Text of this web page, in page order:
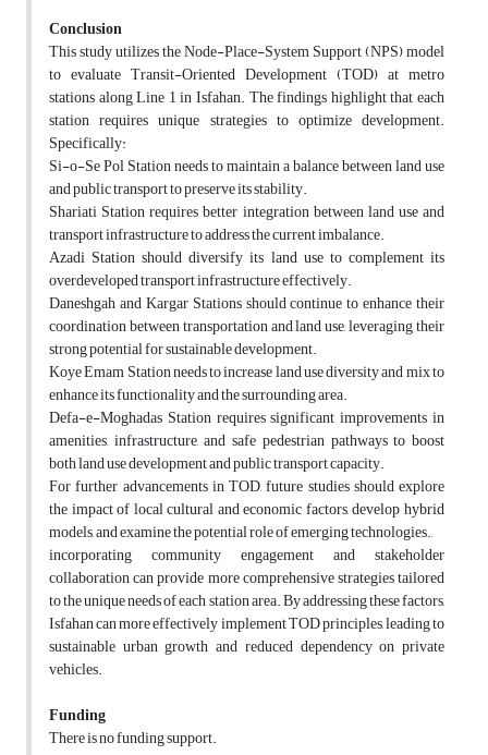
Conclusion
This study utilizes the Node-Place-System Support (NPS) model
to evaluate Transit-Oriented Development (TOD) at metro
stations along Line 1 in Isfahan. The findings highlight that each
station requires unique strategies to optimize development.
Specifically:
Si-o-Se Pol Station needs to maintain a balance between land use
and public transport to preserve its stability.
Shariati Station requires better integration between land use and
transport infrastructure to address the current imbalance.
Azadi Station should diversify its land use to complement its
overdeveloped transport infrastructure effectively.
Daneshgah and Kargar Stations should continue to enhance their
coordination between transportation and land use, leveraging their
strong potential for sustainable development.
Koye Emam Station needs to increase land use diversity and mix to
enhance its functionality and the surrounding area.
Defa-e-Moghadas Station requires significant improvements in
amenities, infrastructure, and safe pedestrian pathways to boost
both land use development and public transport capacity.
For further advancements in TOD, future studies should explore
the impact of local cultural and economic factors, develop hybrid
models, and examine the potential role of emerging technologies.,
incorporating community engagement and stakeholder
collaboration can provide more comprehensive strategies tailored
to the unique needs of each station area. By addressing these factors,
Isfahan can more effectively implement TOD principles, leading to
sustainable urban growth and reduced dependency on private
vehicles.
Funding
There is no funding support.